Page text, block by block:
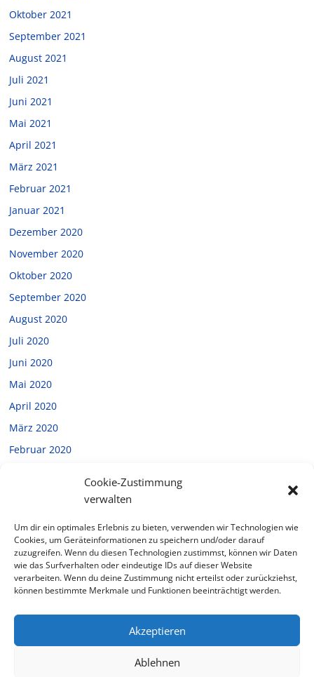
Cookie-Zustimmung
verwalten
Um dir ein optimales Erlebnis zu bieten, verwenden wir Technologien wie
Cookies, um Geräteinformationen zu speichern und/oder darauf
zuzugreifen. Wenn du diesen Technologien zustimmst, können wir Daten
wie das Surfverhalten oder eindeutige IDs auf dieser Website
verarbeiten. Wenn du deine Zustimmung nicht erteilst oder zurückziehst,
können bestimmte Merkmale und Funktionen beeinträchtigt werden.
Akzeptieren
Ablehnen
Oktober 2021
September 2021
August 2021
Juli 2021
Juni 2021
Mai 2021
April 2021
März 2021
Februar 2021
Januar 2021
Dezember 2020
November 2020
Oktober 2020
September 2020
August 2020
Juli 2020
Juni 2020
Mai 2020
April 2020
März 2020
Februar 2020
Oktober 2019
September 2019
Juli 2019